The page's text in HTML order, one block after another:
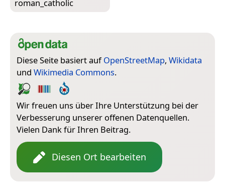
roman_catholic
Diese Seite basiert aufOpenStreetMap, Wikidata
und Wikimedia Commons.
Wir freuen uns über Ihre Unterstützung bei der
Verbesserung unserer offenen Datenquellen.
Vielen Dank für Ihren Beitrag.
Diesen Ort bearbeiten